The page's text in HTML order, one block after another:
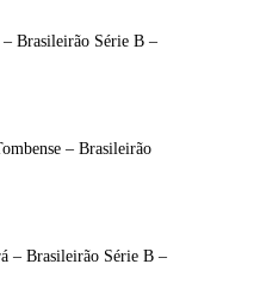
Brasileirão Série B –
– Brasileirão
– Brasileirão Série B –